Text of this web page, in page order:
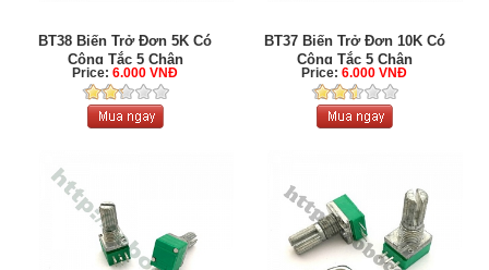
BT38 Biến Trở Đơn 5K Có
Công Tắc 5 Chân
Price:6.000 VNĐ
BT37 Biến Trở Đơn 10K Có
Công Tắc 5 Chân
Price:6.000 VNĐ